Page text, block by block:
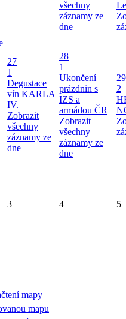
všechny
záznamy ze
dne
27
1
Degustace
vín KARLA
IV.
Zobrazit
všechny
záznamy ze
dne
28
1
Ukončení
prázdnin s
IZS a
armádou ČR
Zobrazit
všechny
záznamy ze
dne
29
2
3 4 5
mapy